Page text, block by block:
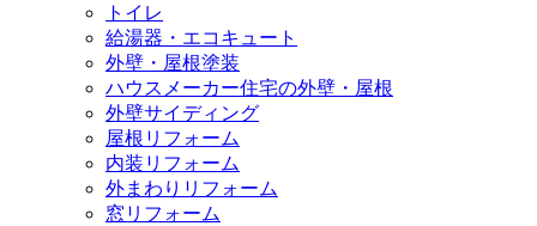
トイレ
給湯器・エコキュート
外壁・屋根塗装
ハウスメーカー住宅の外壁・屋根
外壁サイディング
屋根リフォーム
内装リフォーム
外まわりリフォーム
窓リフォーム